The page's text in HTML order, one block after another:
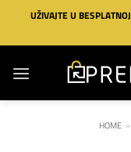
Preskoči
sadržaj
UŽIVAJTE U
HOME »